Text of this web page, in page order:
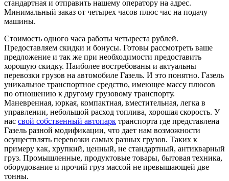
стандартная и отправить нашему оператору на адрес.
Минимальный заказ от четырех часов плюс час на подачу
машины.
Стоимость одного часа работы четыреста рублей.
Предоставляем скидки и бонусы. Готовы рассмотреть ваше
предложение и так же при необходимости предоставить
хорошую скидку. Наиболее востребованы и актуальны
перевозки грузов на автомобиле Газель. И это понятно. Газель
уникальное транспортное средство, имеющее массу плюсов
по отношению к другому грузовому транспорту.
Маневренная, юркая, компактная, вместительная, легка в
управлении, небольшой расход топлива, хорошая скорость. У
нас свой собственный автопарк транспорта где представлена
Газель разной модификации, что дает нам возможности
осуществлять перевозки самых разных грузов. Таких к
примеру как, хрупкий, ценный, не стандартный, антикварный
груз. Промышленные, продуктовые товары, бытовая техника,
оборудование и прочий груз массой не превышающей две
тонны.